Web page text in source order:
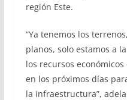
región Este.
“Ya tenemos los
planos, solo estamos a
los recursos
en los próximos días
la infraestructura”,